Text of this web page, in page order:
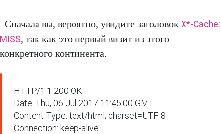
Сначала вы, вероятно, увидите заголовок X*-Cache:
MISS, так как это первый визит из этого
конкретного континента.
HTTP/1.1 200 OK
Date: Thu, 06 Jul 2017 11:45:00 GMT
Content-Type: text/html; charset=UTF-8
Connection: keep-alive